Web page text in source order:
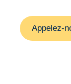
Appelez-